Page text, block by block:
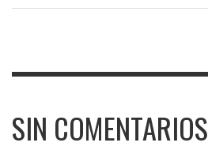
SIN COMENTARIOS